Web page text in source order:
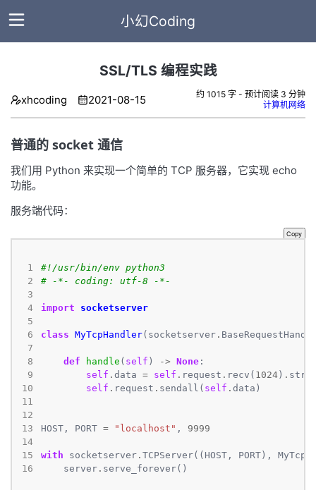
小幻Coding
主
页
全
部
文
章
标
SSL/TLS 编程实践
xhcoding 2021-08-15
约 1015 字 - 预计阅读 3 分钟
计算机网络
普通的 socket 通信
我们用 Python 来实现一个简单的 TCP 服务器，它实现 echo
功能。
服务端代码：
Copy
1
2
3
4
5
6
7
8
9
10
11
12
13
14
15
16
#!/usr/bin/env python3
# -*- coding: utf-8 -*-
import socketserver
class MyTcpHandler(socketserver.
def handle ( self ) -> None
self . data = self . request . recv( 1024) .
self . request . sendall( self .
HOST, PORT = "localhost" , 9999
with socketserver. TCPServer((HOST, PORT),
    server
. serve_forever()